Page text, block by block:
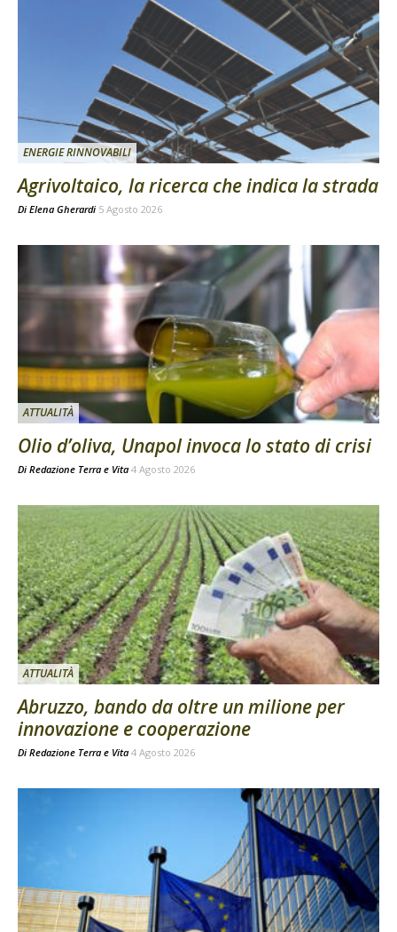
ENERGIE RINNOVABILI
Agrivoltaico, la ricerca che indica la strada
Di Elena Gherardi 5 Agosto 2026
ATTUALITÀ
Olio d’oliva, Unapol invoca lo stato di crisi
Di Redazione Terra e Vita 4 Agosto 2026
ATTUALITÀ
Abruzzo, bando da oltre un milione per
innovazione e cooperazione
Di Redazione Terra e Vita 4 Agosto 2026